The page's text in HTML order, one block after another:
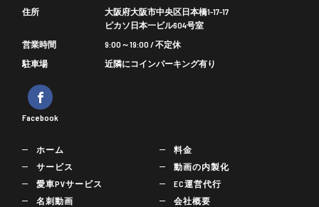
住所
大阪府大阪市中央区日本橋1-17-17
ピカソ日本一ビル604号室
営業時間
9:00～19:00 / 不定休
駐車場
近隣にコインパーキング有り
Facebook
ホーム
サービス
愛車PVサービス
名刺動画
料金
動画の内製化
EC運営代行
会社概要